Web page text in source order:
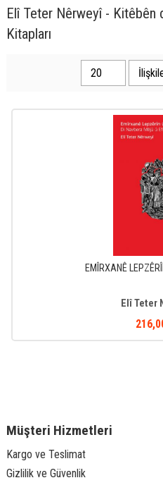
Elî Teter Nêrweyî - Kitêbên
Kitapları
EMÎRXANÊ
Elî Teter
216
Müşteri Hizmetleri
Kargo ve Teslimat
Gizlilik ve Güvenlik